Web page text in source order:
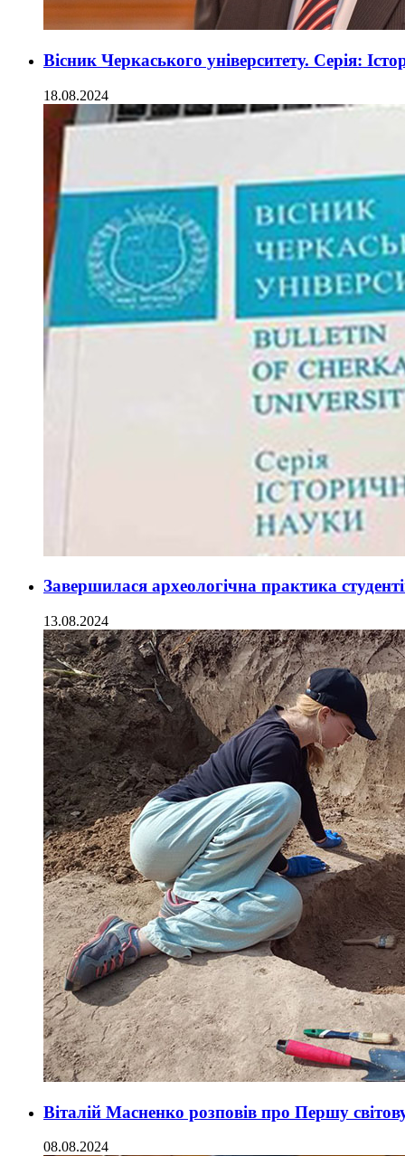
Вісник Черкаського університету. Серія:
18.08.2024
Завершилася археологічна практика
13.08.2024
Віталій Масненко розповів про Першу
08.08.2024